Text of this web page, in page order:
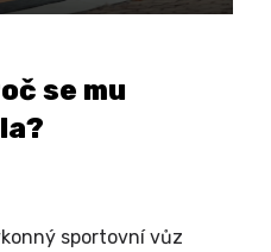
se mu
sportovní vůz